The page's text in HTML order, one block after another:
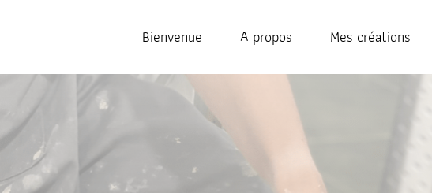
Bienvenue A propos Mes créations